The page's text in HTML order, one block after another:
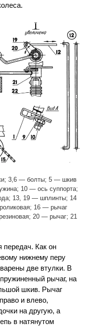
3,6 — болты; 5 — шкив
10 — ось суппорта;
13, 19 — шплинты; 14
16 — рычаг
20 — рычаг; 21
Как он
нижнему перу
две втулки. В
рычаг, на
шкив. Рычаг
и влево,
на другую, а
в натянутом